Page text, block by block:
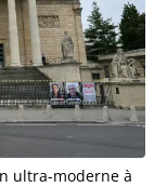
ultra-moderne à